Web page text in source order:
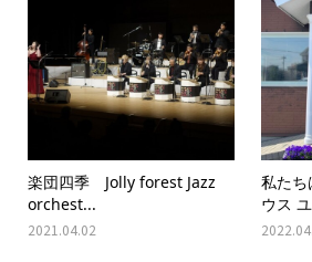
楽団四季 Jolly forest Jazz
orchest...
2021.04.02
私た
ウス